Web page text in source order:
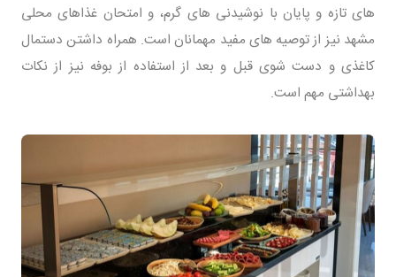
های تازه و پایان با نوشیدنی های گرم، و امتحان غذاهای محلی
مشهد نیز از توصیه های مفید مهمانان است. همراه داشتن دستمال
کاغذی و دست شوی قبل و بعد از استفاده از بوفه نیز از نکات
بهداشتی مهم است.